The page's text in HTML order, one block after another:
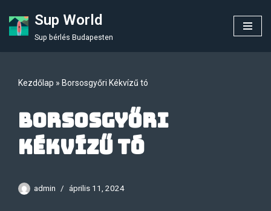
Skip
Sup World
Sup bérlés Budapesten
Kezdőlap » Borsosgyőri Kékvízű tó
Borsosgyőri
Kékvízű tó
admin április 11, 2024